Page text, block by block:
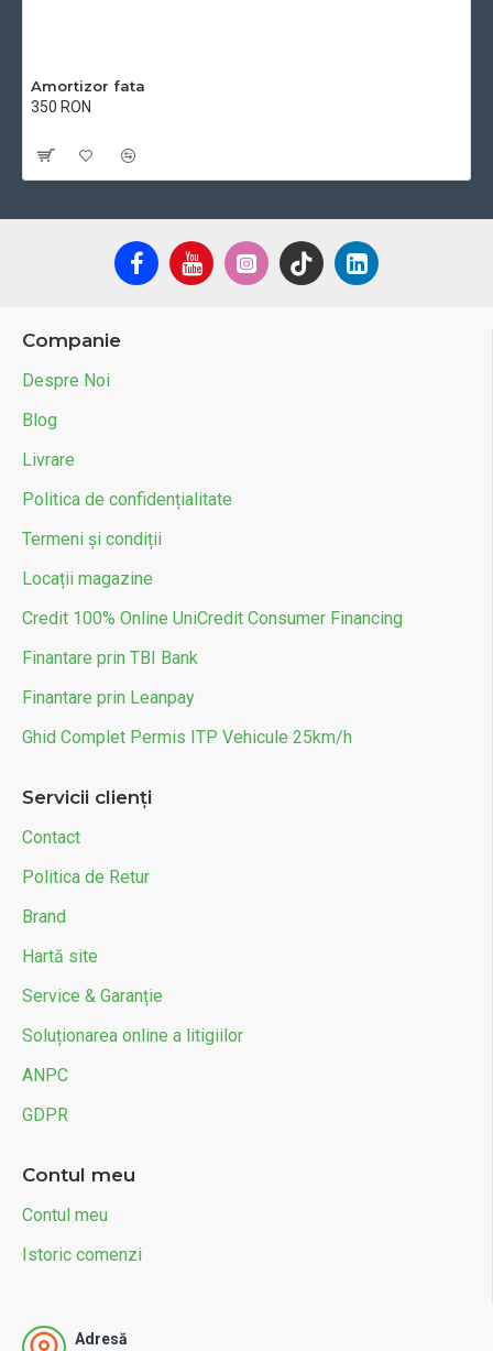
Amortizor fata
350 RON
Companie
Despre Noi
Blog
Livrare
Politica de confidențialitate
Termeni și condiții
Locații magazine
Credit 100% Online UniCredit Consumer Financing
Finantare prin TBI Bank
Finantare prin Leanpay
Ghid Complet Permis ITP Vehicule 25km/h
Servicii clienți
Contact
Politica de Retur
Brand
Hartă site
Service & Garanție
Soluționarea online a litigiilor
ANPC
GDPR
Contul meu
Contul meu
Istoric comenzi
Adresă